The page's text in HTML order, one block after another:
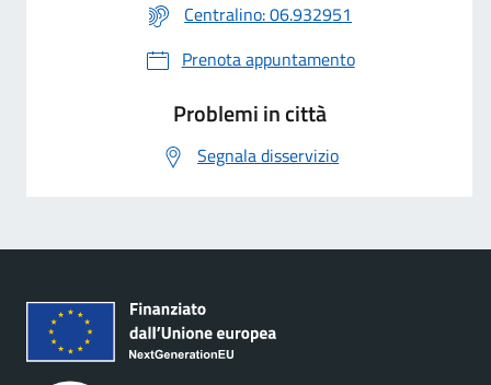
Centralino: 06.932951
Prenota appuntamento
Problemi in città
Segnala disservizio